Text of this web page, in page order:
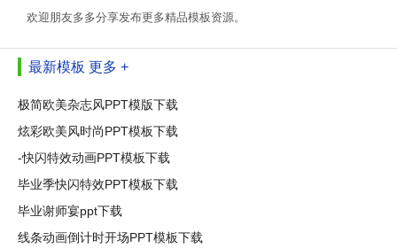
欢迎朋友多多分享发布更多精品模板资源。
最新模板 更多 +
极简欧美杂志风PPT模版下载
炫彩欧美风时尚PPT模板下载
-快闪特效动画PPT模板下载
毕业季快闪特效PPT模板下载
毕业谢师宴ppt下载
线条动画倒计时开场PPT模板下载